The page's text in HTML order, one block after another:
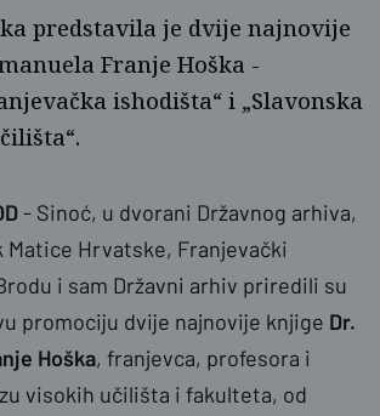
predstavila je dvije najnovije
Franje Hoška -
ishodišta“ i „Slavonska
- Sinoć, u dvorani Državnog arhiva,
Matice Hrvatske, Franjevački
i sam Državni arhiv priredili su
promociju dvije najnovije knjige Dr.
Hoška, franjevca, profesora i
visokih učilišta i fakulteta, od